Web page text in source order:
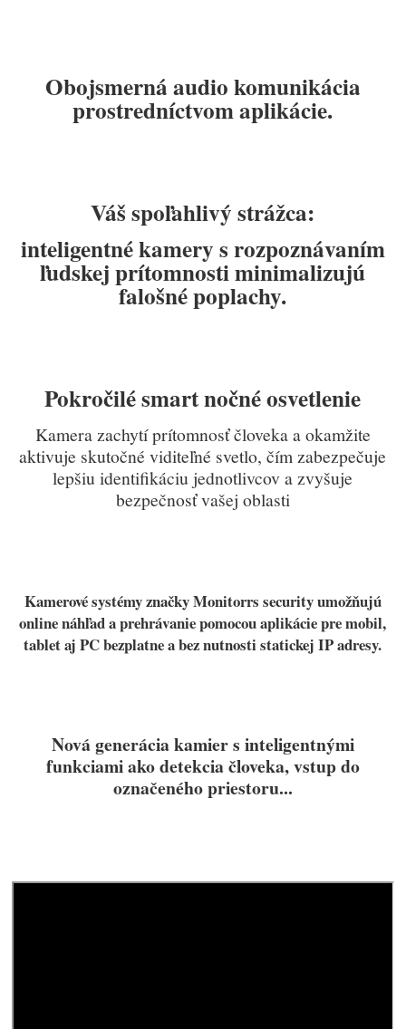
Obojsmerná audio komunikácia
prostredníctvom aplikácie.
Váš spoľahlivý strážca:
inteligentné kamery s rozpoznávaním
ľudskej prítomnosti minimalizujú
falošné poplachy.
Pokročilé smart nočné osvetlenie
Kamera zachytí prítomnosť človeka a okamžite
aktivuje skutočné viditeľné svetlo, čím zabezpečuje
lepšiu identifikáciu jednotlivcov a zvyšuje
bezpečnosť vašej oblasti
Kamerové systémy značky Monitorrs security umožňujú
online náhľad a prehrávanie pomocou aplikácie pre mobil,
tablet aj PC bezplatne a bez nutnosti statickej IP adresy.
Nová generácia kamier s inteligentnými
funkciami ako detekcia človeka, vstup do
označeného priestoru...